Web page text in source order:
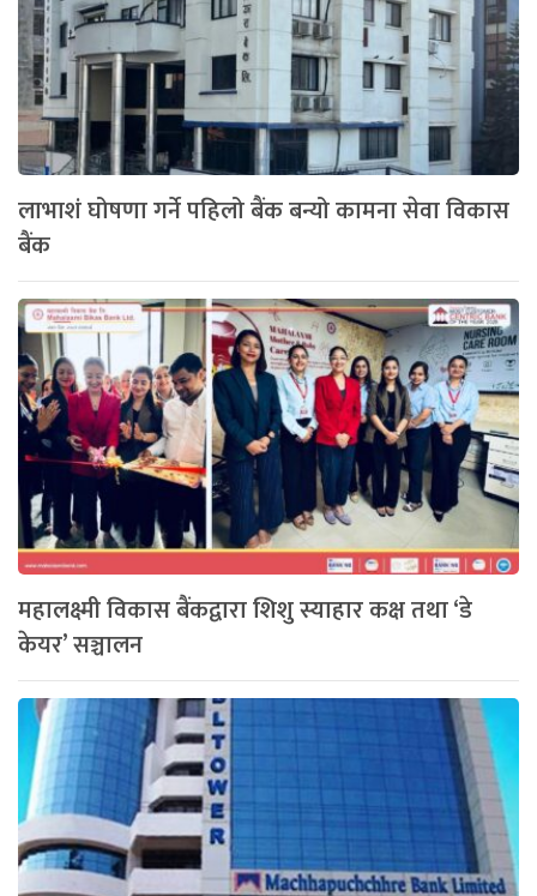
लाभाशं घोषणा गर्ने पहिलो बैंक बन्यो कामना सेवा विकास
बैंक
महालक्ष्मी विकास बैंकद्वारा शिशु स्याहार कक्ष तथा ‘डे
केयर’ सञ्चालन